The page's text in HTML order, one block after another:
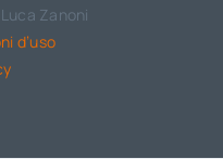
Zanoni
d’uso